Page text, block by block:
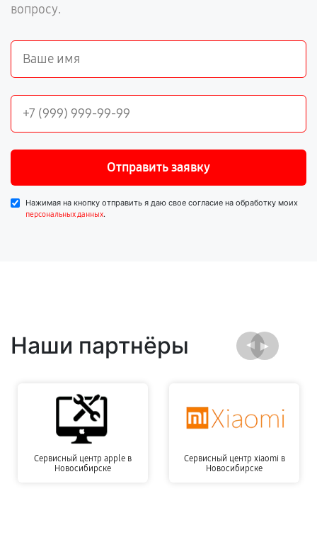
вопросу.
Отправить заявку
Нажимая на кнопку отправить я даю свое согласие на обработку моих
персональных данных.
Наши партнёры
Сервисный центр apple в
Новосибирске
Сервисный центр xiaomi в
Новосибирске